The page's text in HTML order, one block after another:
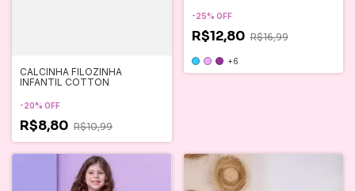
CALCINHA FILOZINHA
INFANTIL COTTON
-20% OFF
R$8,80 R$10,99
-25% OFF
R$12,80 R$16,99
+6